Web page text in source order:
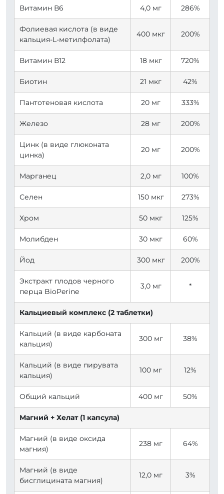
Витамин В6 4,0 мг 286%
Фолиевая кислота (в виде
кальция-L-метилфолата)
400 мкг 200%
Витамин В12 18 мкг 720%
Биотин 21 мкг 42%
Пантотеновая кислота 20 мг 333%
Железо 28 мг 200%
Цинк (в виде глюконата
цинка)
20 мг 200%
Марганец 2,0 мг 100%
Селен 150 мкг 273%
Хром 50 мкг 125%
Молибден 30 мкг 60%
Йод 300 мкг 200%
Экстракт плодов черного
перца BioPerine
3,0 мг *
Кальциевый комплекс (2 таблетки)
Кальций (в виде карбоната
кальция)
300 мг 38%
Кальций (в виде пирувата
кальция)
100 мг 12%
Общий кальций 400 мг 50%
Магний + Хелат (1 капсула)
Магний (в виде оксида
магния)
238 мг 64%
Магний (в виде
бисглицината магния)
12,0 мг 3%